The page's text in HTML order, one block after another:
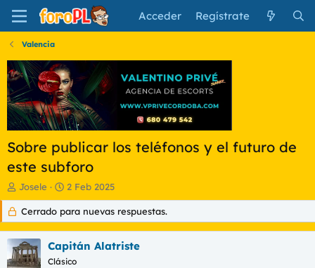
Acceder Regístrate
Valencia
Sobre publicar los teléfonos y el futuro de
este subforo
I
n
c
i
a
d
Josele
F
e
c
h
d
e
2 Feb 2025
Cerrado para nuevas respuestas.
Capitán Alatriste
Clásico